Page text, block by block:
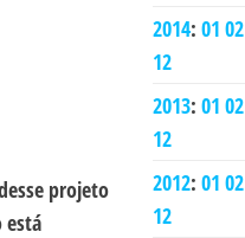
projeto
está
2014: 01 02
12
2013: 01 02
12
2012: 01 02
12